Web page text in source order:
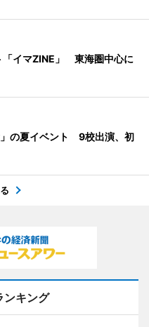
「イマZINE」 東海圏中心に
の夏イベント 9校出演、初
ンキング